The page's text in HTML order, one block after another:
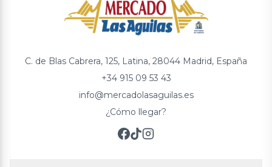
C. de Blas Cabrera, 125, Latina, 28044 Madrid, España
+34 915 09 53 43
info@mercadolasaguilas.es
¿Cómo llegar?